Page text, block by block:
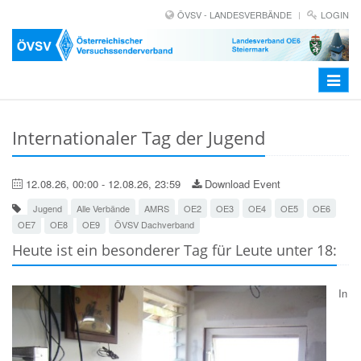
ÖVSV - LANDESVERBÄNDE LOGIN
Toggle
Internationaler Tag der Jugend
12.08.26, 00:00 - 12.08.26, 23:59 Download Event
Jugend Alle Verbände AMRS OE2 OE3 OE4 OE5
OE6
OE7
OE8 OE9 ÖVSV Dachverband
Heute ist ein besonderer Tag für Leute unter 18:
In